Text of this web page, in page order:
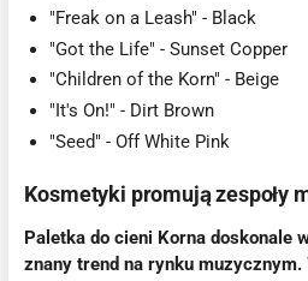
"Freak on a Leash" - Black
"Got the Life" - Sunset Copper
"Children of the Korn" - Beige
"It's On!" - Dirt Brown
"Seed" - Off White Pink
Kosmetyki promują zespoły
Paletka do cieni Korna doskonale
znany trend na rynku muzycznym.